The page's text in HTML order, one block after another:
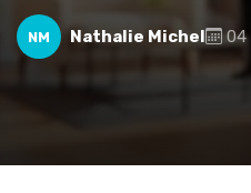
NM Nathalie Michel 04